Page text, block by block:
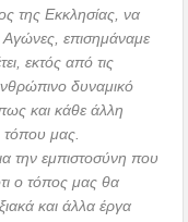
της Εκκλησίας, να
επισημάναμε
εκτός από τις
δυναμικό
και κάθε άλλη
μας.
την εμπιστοσύνη που
ο τόπος μας θα
και άλλα έργα